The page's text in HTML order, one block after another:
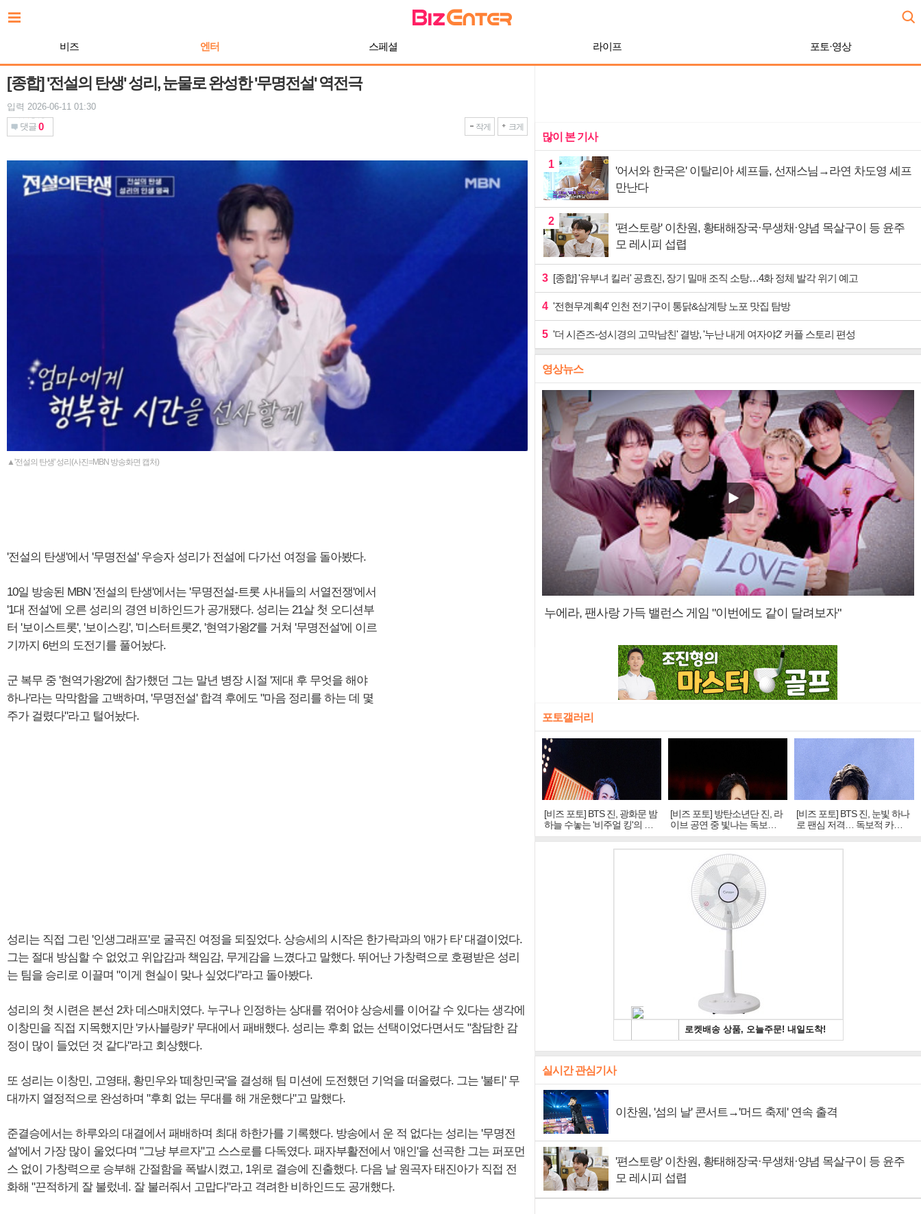
문
기
비즈 엔터 스페셜 라이프 포토·영상
[종합] '전설의 탄생' 성리, 눈물로 완성한 '무명전설' 역전극
입력 2026-06-11 01:30
댓글 0 작게 크게
▲'전설의 탄생' 성리(사진=MBN 방송화면 캡처)
'전설의 탄생'에서 '무명전설' 우승자 성리가 전설에 다가선 여정을 돌아봤다.
10일 방송된 MBN '전설의 탄생'에서는 '무명전설-트롯 사내들의 서열전쟁'에서
'1대 전설'에 오른 성리의 경연 비하인드가 공개됐다. 성리는 21살 첫 오디션부
터 '보이스트롯', '보이스킹', '미스터트롯2', '현역가왕2'를 거쳐 '무명전설'에 이르
기까지 6번의 도전기를 풀어놨다.
군 복무 중 '현역가왕2'에 참가했던 그는 말년 병장 시절 '제대 후 무엇을 해야
하나'라는 막막함을 고백하며, '무명전설' 합격 후에도 "마음 정리를 하는 데 몇
주가 걸렸다"라고 털어놨다.
성리는 직접 그린 '인생그래프'로 굴곡진 여정을 되짚었다. 상승세의 시작은 한가락과의 '애가 타' 대결이었다.
그는 절대 방심할 수 없었고 위압감과 책임감, 무게감을 느꼈다고 말했다. 뛰어난 가창력으로 호평받은 성리
는 팀을 승리로 이끌며 "이게 현실이 맞나 싶었다"라고 돌아봤다.
성리의 첫 시련은 본선 2차 데스매치였다. 누구나 인정하는 상대를 꺾어야 상승세를 이어갈 수 있다는 생각에
이창민을 직접 지목했지만 '카사블랑카' 무대에서 패배했다. 성리는 후회 없는 선택이었다면서도 "참담한 감
정이 많이 들었던 것 같다"라고 회상했다.
또 성리는 이창민, 고영태, 황민우와 '떼창민국'을 결성해 팀 미션에 도전했던 기억을 떠올렸다. 그는 '불티' 무
대까지 열정적으로 완성하며 "후회 없는 무대를 해 개운했다"고 말했다.
준결승에서는 하루와의 대결에서 패배하며 최대 하한가를 기록했다. 방송에서 운 적 없다는 성리는 '무명전
설'에서 가장 많이 울었다며 "그냥 부르자"고 스스로를 다독였다. 패자부활전에서 '애인'을 선곡한 그는 퍼포먼
스 없이 가창력으로 승부해 간절함을 폭발시켰고, 1위로 결승에 진출했다. 다음 날 원곡자 태진아가 직접 전
화해 "끈적하게 잘 불렀네. 잘 불러줘서 고맙다"라고 격려한 비하인드도 공개했다.
많이 본 기사
1
'어서와 한국은' 이탈리아 셰프들, 선재스님→라연 차도영 셰프
만난다
2
'편스토랑' 이찬원, 황태해장국·무생채·양념 목살구이 등 윤주
모 레시피 섭렵
3 [종합] '유부녀 킬러' 공효진, 장기 밀매 조직 소탕…4화 정체 발각 위기 예고
4 '전현무계획4' 인천 전기구이 통닭&삼계탕 노포 맛집 탐방
5 '더 시즌즈-성시경의 고막남친' 결방, '누난 내게 여자야2' 커플 스토리 편성
영상뉴스
누에라, 팬사랑 가득 밸런스 게임 "이번에도 같이 달려보자"
포토갤러리
[비즈 포토] BTS 진, 광화문 밤
하늘 수놓는 '비주얼 킹'의 열
창
[비즈 포토] 방탄소년단 진, 라
이브 공연 중 빛나는 독보적
아우라
[비즈 포토] BTS 진, 눈빛 하나
로 팬심 저격… 독보적 카리
스마
실시간 관심기사
이찬원, '섬의 날' 콘서트→'머드 축제' 연속 출격
'편스토랑' 이찬원, 황태해장국·무생채·양념 목살구이 등 윤주
모 레시피 섭렵